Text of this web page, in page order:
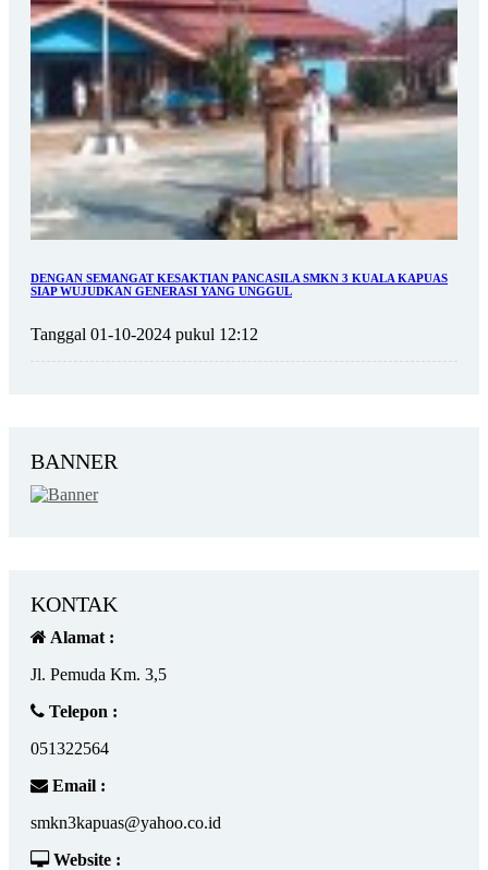
DENGAN SEMANGAT KESAKTIAN PANCASILA SMKN 3 KUALA KAPUAS
SIAP WUJUDKAN GENERASI YANG UNGGUL
Tanggal 01-10-2024 pukul 12:12
BANNER
KONTAK
Alamat :
Jl. Pemuda Km. 3,5
Telepon :
051322564
Email :
smkn3kapuas@yahoo.co.id
Website :